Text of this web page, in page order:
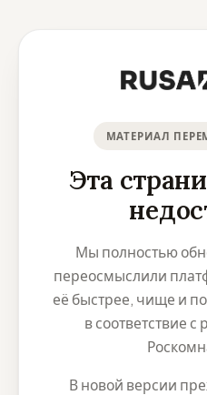
МАТЕРИАЛ
Эта
Мы полностью
переосмыслили
её быстрее, чище и
в соответствие
В новой версии